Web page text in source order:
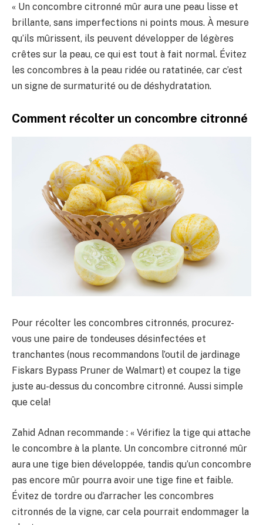
« Un concombre citronné mûr aura une peau lisse et
brillante, sans imperfections ni points mous. À mesure
qu’ils mûrissent, ils peuvent développer de légères
crêtes sur la peau, ce qui est tout à fait normal. Évitez
les concombres à la peau ridée ou ratatinée, car c’est
un signe de surmaturité ou de déshydratation.
Comment récolter un concombre citronné
Pour récolter les concombres citronnés, procurez-
vous une paire de tondeuses désinfectées et
tranchantes (nous recommandons l’outil de jardinage
Fiskars Bypass Pruner de Walmart) et coupez la tige
juste au-dessus du concombre citronné. Aussi simple
que cela!
Zahid Adnan recommande : « Vérifiez la tige qui attache
le concombre à la plante. Un concombre citronné mûr
aura une tige bien développée, tandis qu’un concombre
pas encore mûr pourra avoir une tige fine et faible.
Évitez de tordre ou d’arracher les concombres
citronnés de la vigne, car cela pourrait endommager la